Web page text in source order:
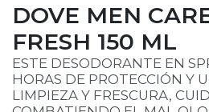
DOVE MEN
FRESH 150 ML
ESTE DESODORANTE EN
HORAS DE PROTECCIÓN Y
LIMPIEZA Y FRESCURA,